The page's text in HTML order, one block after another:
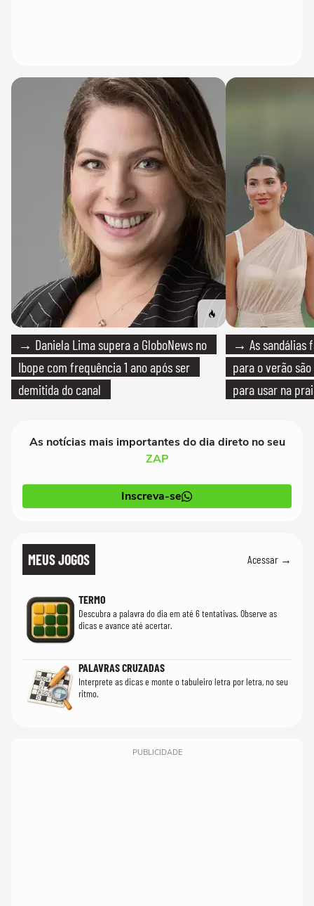
→ Daniela Lima supera a GloboNews no
Ibope com frequência 1 ano após ser
demitida do canal
→ As sandálias
para o verão
para usar na
As notícias mais importantes do dia direto no seu
ZAP
Inscreva-se
MEUS JOGOS Acessar →
TERMO
Descubra a palavra do dia em até 6 tentativas. Observe as
dicas e avance até acertar.
PALAVRAS CRUZADAS
Interprete as dicas e monte o tabuleiro letra por letra, no seu
ritmo.
PUBLICIDADE